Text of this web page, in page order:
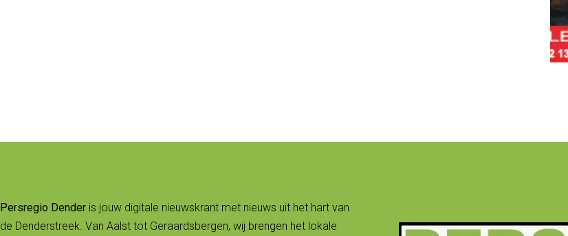
Persregio Dender is jouw digitale nieuwskrant met nieuws uit het hart van
de Denderstreek. Van Aalst tot Geraardsbergen, wij brengen het lokale